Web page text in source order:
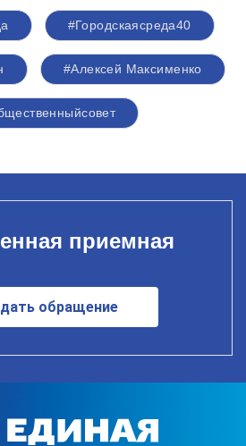
#Городскаясреда40
#Алексей Максименко
приемная
обращение